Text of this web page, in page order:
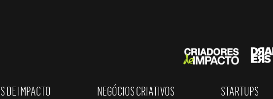
DE IMPACTO NEGÓCIOS CRIATIVOS STARTUPS